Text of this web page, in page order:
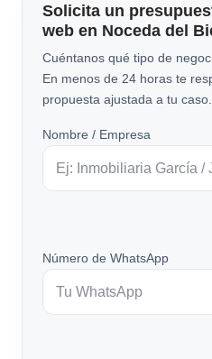
Solicita un
web en Noceda del
Cuéntanos qué tipo de
En menos de 24 horas te
propuesta ajustada a tu caso.
Nombre / Empresa
Número de WhatsApp